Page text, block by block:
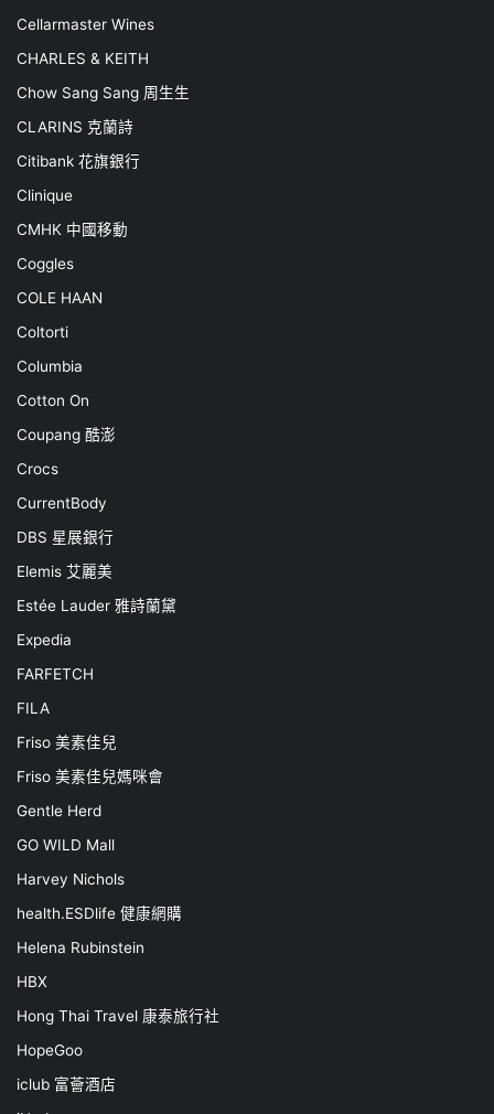
Cellarmaster Wines
CHARLES & KEITH
Chow Sang Sang 周生生
CLARINS 克蘭詩
Citibank 花旗銀行
Clinique
CMHK 中國移動
Coggles
COLE HAAN
Coltorti
Columbia
Cotton On
Coupang 酷澎
Crocs
CurrentBody
DBS 星展銀行
Elemis 艾麗美
Estée Lauder 雅詩蘭黛
Expedia
FARFETCH
FILA
Friso 美素佳兒
Friso 美素佳兒媽咪會
Gentle Herd
GO WILD Mall
Harvey Nichols
health.ESDlife 健康網購
Helena Rubinstein
HBX
Hong Thai Travel 康泰旅行社
HopeGoo
iclub 富薈酒店